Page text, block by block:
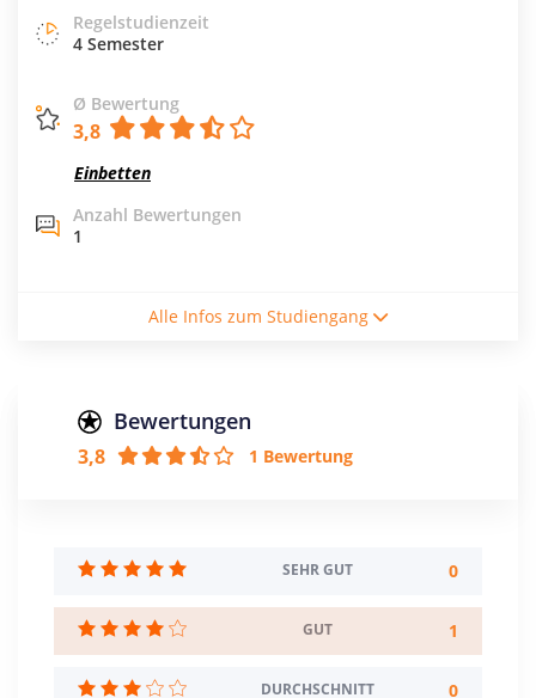
Regelstudienzeit
4 Semester
Ø Bewertung
3,8
Einbetten
Anzahl Bewertungen
1
Vollzeitstudium
Zulassungsbeschränkung
Creditpoints
120
Regelstudienzeit
4 Semester
Alle Infos zum Studiengang
Bewertungen
3,8 1 Bewertung
SEHR GUT 0
GUT 1
DURCHSCHNITT 0